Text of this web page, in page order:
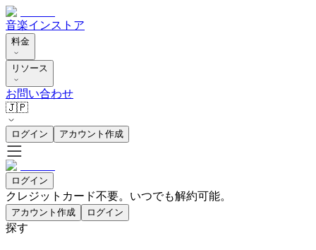
音楽インストア
料金
リソース
お問い合わせ
🇯🇵
ログイン アカウント作成
ログイン
クレジットカード不要。いつでも解約可能。
アカウント作成 ログイン
探す